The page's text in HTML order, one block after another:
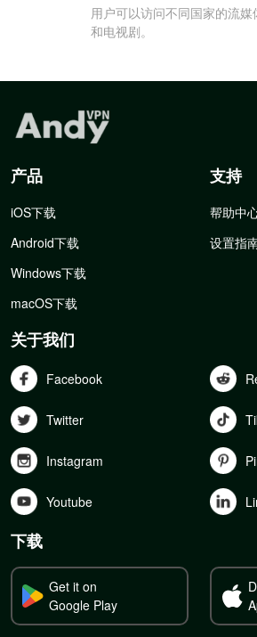
用户可以访问不同国家的流
和电视剧。
产品
iOS下载
Android下载
Windows下载
macOS下载
支持
帮助中
设置指
关于我们
Facebook
Twitter
Instagram
Youtube
下载
Get it on
Google Play